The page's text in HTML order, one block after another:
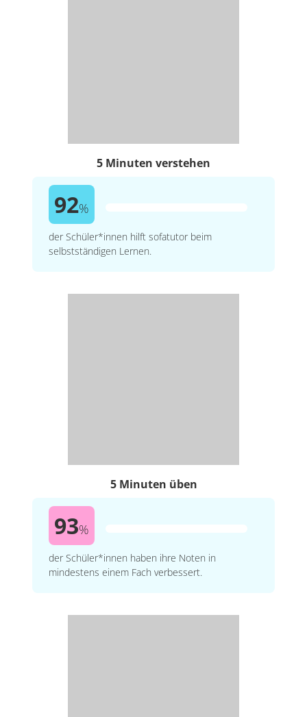
5 Minuten verstehen
92%
der Schüler*innen hilft sofatutor beim
selbstständigen Lernen.
5 Minuten üben
93%
der Schüler*innen haben ihre Noten in
mindestens einem Fach verbessert.